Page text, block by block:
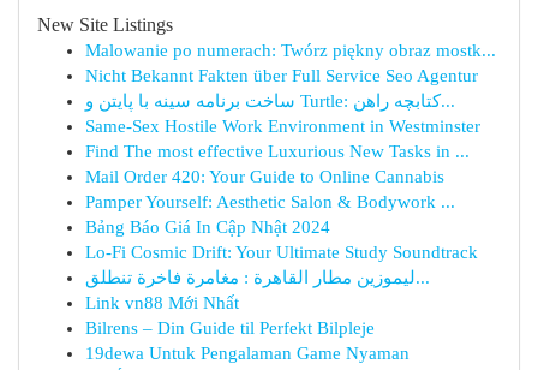
New Site Listings
Malowanie po numerach: Twórz piękny obraz mostk...
Nicht Bekannt Fakten über Full Service Seo Agentur
ساخت برنامه سینه با پایتن و Turtle: کتابچه راهن...
Same-Sex Hostile Work Environment in Westminster
Find The most effective Luxurious New Tasks in ...
Mail Order 420: Your Guide to Online Cannabis
Pamper Yourself: Aesthetic Salon & Bodywork ...
Bảng Báo Giá In Cập Nhật 2024
Lo-Fi Cosmic Drift: Your Ultimate Study Soundtrack
ليموزين مطار القاهرة : مغامرة فاخرة تنطلق...
Link vn88 Mới Nhất
Bilrens – Din Guide til Perfekt Bilpleje
19dewa Untuk Pengalaman Game Nyaman